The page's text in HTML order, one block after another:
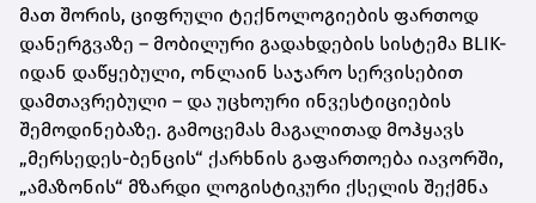
მათ შორის, ციფრული ტექნოლოგიების ფართოდ
დანერგვაზე – მობილური გადახდების სისტემა BLIK-
იდან დაწყებული, ონლაინ საჯარო სერვისებით
დამთავრებული – და უცხოური ინვესტიციების
შემოდინებაზე. გამოცემას მაგალითად მოჰყავს
„მერსედეს-ბენცის“ ქარხნის გაფართოება იავორში,
„ამაზონის“ მზარდი ლოგისტიკური ქსელის შექმნა